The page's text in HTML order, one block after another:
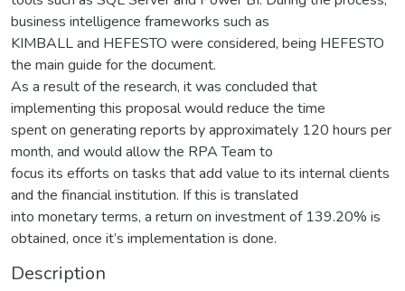
business intelligence frameworks such as
KIMBALL and HEFESTO were considered, being HEFESTO
the main guide for the document.
As a result of the research, it was concluded that
implementing this proposal would reduce the time
spent on generating reports by approximately 120 hours per
month, and would allow the RPA Team to
focus its efforts on tasks that add value to its internal clients
and the financial institution. If this is translated
into monetary terms, a return on investment of 139.20% is
obtained, once it’s implementation is done.
Description